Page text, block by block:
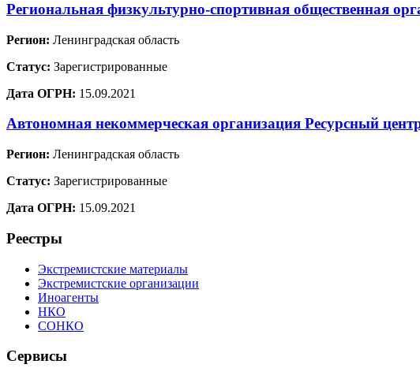
Региональная физкультурно-спортивная общественная
Регион: Ленинградская область
Статус: Зарегистрированные
Дата ОГРН: 15.09.2021
Автономная некоммерческая организация Ресурсный
Регион: Ленинградская область
Статус: Зарегистрированные
Дата ОГРН: 15.09.2021
Реестры
Экстремистские материалы
Экстремистские организации
Иноагенты
НКО
СОНКО
Сервисы